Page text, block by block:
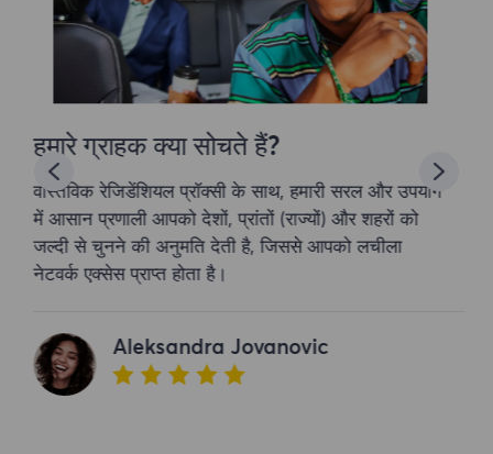
हमारे ग्राहक क्या सोचते हैं?
वास्तविक रेजिडेंशियल प्रॉक्सी के साथ, हमारी सरल और उपयोग
में आसान प्रणाली आपको देशों, प्रांतों (राज्यों) और शहरों को
जल्दी से चुनने की अनुमति देती है, जिससे आपको लचीला
नेटवर्क एक्सेस प्राप्त होता है।
Aleksandra Jovanovic